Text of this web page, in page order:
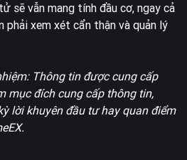
sẽ vẫn mang tính đầu cơ, ngay cả
phải xem xét cẩn thận và quản lý
Thông tin được cung cấp
mục đích cung cấp thông tin,
lời khuyên đầu tư hay quan điểm